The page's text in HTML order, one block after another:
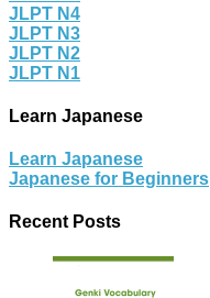
JLPT N4
JLPT N3
JLPT N2
JLPT N1
Learn Japanese
Learn Japanese
Japanese for Beginners
Recent Posts